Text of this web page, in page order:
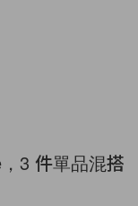
3 件單品混搭